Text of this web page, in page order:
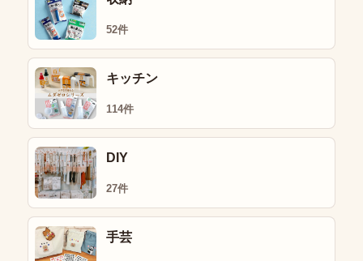
52件
キッチン
114件
DIY
27件
手芸